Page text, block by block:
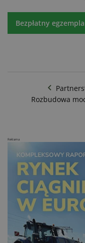
Bezpłatny
Rozbudowa
Reklama